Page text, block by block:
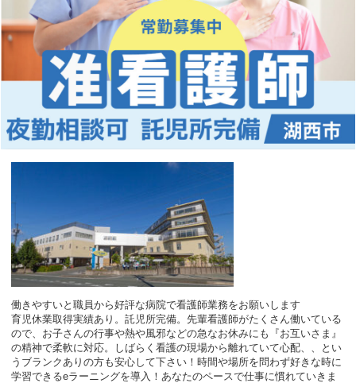
働きやすいと職員から好評な病院で看護師業務をお願いします
育児休業取得実績あり。託児所完備。先輩看護師がたくさん働いている
ので、お子さんの行事や熱や風邪などの急なお休みにも『お互いさま』
の精神で柔軟に対応。しばらく看護の現場から離れていて心配、、とい
うブランクありの方も安心して下さい！時間や場所を問わず好きな時に
学習できるeラーニングを導入！あなたのペースで仕事に慣れていきま